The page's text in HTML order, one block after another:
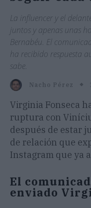
La influencer y el
juntos y apenas unas
Bernabéu. El
ha recibido respuesta
sabe.
Nacho Pérez
Virginia Fonseca
ruptura con
después de estar
de relación que
Instagram que ya
El
enviado